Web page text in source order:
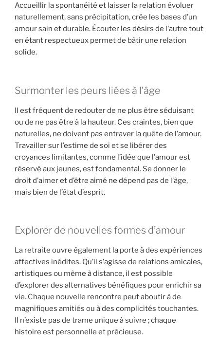
Accueillir la spontanéité et laisser la relation évoluer
naturellement, sans précipitation, crée les bases d’un
amour sain et durable. Écouter les désirs de l’autre tout
en étant respectueux permet de bâtir une relation
solide.
Surmonter les peurs liées à l’âge
Il est fréquent de redouter de ne plus être séduisant
ou de ne pas être à la hauteur. Ces craintes, bien que
naturelles, ne doivent pas entraver la quête de l’amour.
Travailler sur l’estime de soi et se libérer des
croyances limitantes, comme l’idée que l’amour est
réservé aux jeunes, est fondamental. Se donner le
droit d’aimer et d’être aimé ne dépend pas de l’âge,
mais bien de l’état d’esprit.
Explorer de nouvelles formes d’amour
La retraite ouvre également la porte à des expériences
affectives inédites. Qu’il s’agisse de relations amicales,
artistiques ou même à distance, il est possible
d’explorer des alternatives bénéfiques pour enrichir sa
vie. Chaque nouvelle rencontre peut aboutir à de
magnifiques amitiés ou à des complicités touchantes.
Il n’existe pas de trame unique à suivre ; chaque
histoire est personnelle et précieuse.